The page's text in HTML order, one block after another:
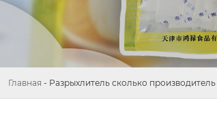
Главная - Разрыхлитель сколько производитель